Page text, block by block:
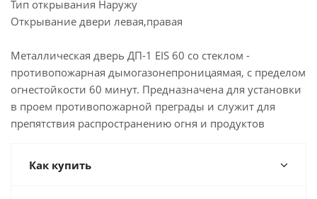
Тип открывания Наружу
Открывание двери левая,правая
Металлическая дверь ДП-1 EIS 60 со стеклом -
противопожарная дымогазонепроницаямая, с пределом
огнестойкости 60 минут. Предназначена для установки
в проем противопожарной преграды и служит для
препятствия распространению огня и продуктов
Как купить